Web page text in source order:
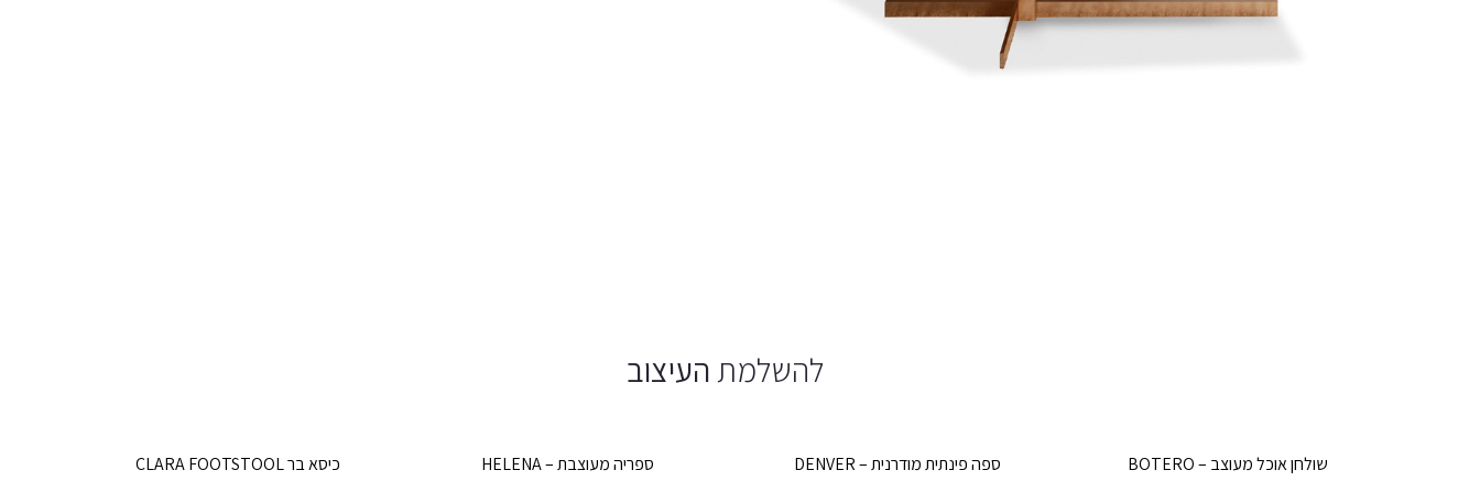
להשלמתהעיצוב
שולחן אוכל מעוצב – BOTERO ספה פינתית מודרנית – DENVER ספריה מעוצבת – HELENA כיסא בר CLARA FOOTSTOOL